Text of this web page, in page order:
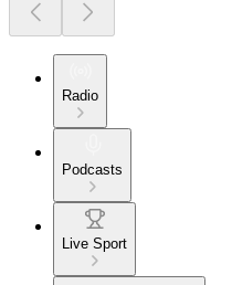
Radio
Podcasts
Live Sport